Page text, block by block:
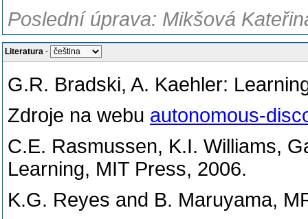
Poslední úprava: Mikšová
Literatura -
G.R. Bradski, A. Kaehler:
Zdroje na webu autonomous-
C.E. Rasmussen, K.I. Williams,
Learning, MIT Press, 2006.
K.G. Reyes and B. Maruyama,